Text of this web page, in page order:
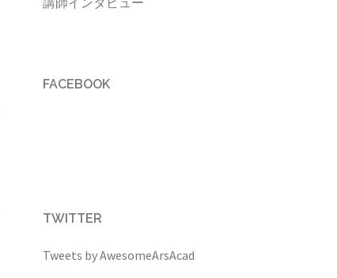
FACEBOOK
TWITTER
Tweets by AwesomeArsAcad